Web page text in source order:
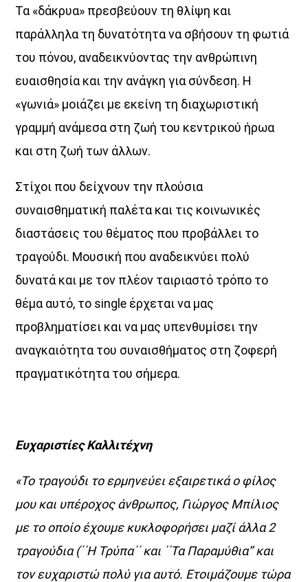
Τα «δάκρυα» πρεσβεύουν τη θλίψη και
παράλληλα τη δυνατότητα να σβήσουν τη φωτιά
του πόνου, αναδεικνύοντας την ανθρώπινη
ευαισθησία και την ανάγκη για σύνδεση. Η
«γωνιά» μοιάζει με εκείνη τη διαχωριστική
γραμμή ανάμεσα στη ζωή του κεντρικού ήρωα
και στη ζωή των άλλων.
Στίχοι που δείχνουν την πλούσια
συναισθηματική παλέτα και τις κοινωνικές
διαστάσεις του θέματος που προβάλλει το
τραγούδι. Μουσική που αναδεικνύει πολύ
δυνατά και με τον πλέον ταιριαστό τρόπο το
θέμα αυτό, το single έρχεται να μας
προβληματίσει και να μας υπενθυμίσει την
αναγκαιότητα του συναισθήματος στη ζοφερή
πραγματικότητα του σήμερα.
Ευχαριστίες Καλλιτέχνη
«Το τραγούδι το ερμηνεύει εξαιρετικά ο φίλος
μου και υπέροχος άνθρωπος, Γιώργος Μπίλιος
με το οποίο έχουμε κυκλοφορήσει μαζί άλλα 2
τραγούδια (΄΄Η Τρύπα΄΄ και ΄΄Τα Παραμύθια’’ και
τον ευχαριστώ πολύ για αυτό. Ετοιμάζουμε τώρα